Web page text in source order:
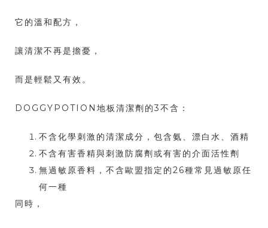
它的溫和配方，
讓清潔不再是擔憂，
而是輕鬆又有效。
DOGGYPOTION地板清潔劑的3不含：
不含化學刺激的清潔成分，包含氨、漂白水、酒精
不含有害香精與刺激防腐劑或有害的介面活性劑
無過敏原香料，不含歐盟指定的26種常見過敏原任
何一種
同時，